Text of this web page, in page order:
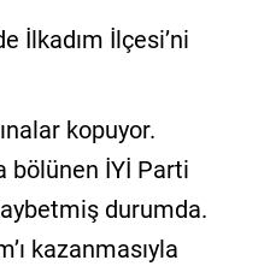
İlkadım İlçesi’ni
kopuyor.
bölünen İYİ Parti
durumda.
kazanmasıyla